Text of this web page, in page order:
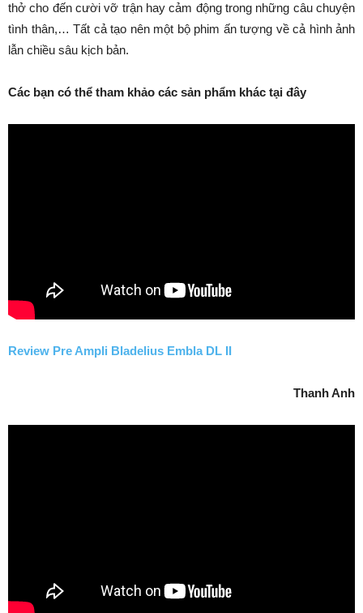
thở cho đến cười vỡ trận hay cảm động trong những câu chuyện
tình thân,… Tất cả tạo nên một bộ phim ấn tượng về cả hình ảnh
lẫn chiều sâu kịch bản.
Các bạn có thể tham khảo các sản phẩm khác tại đây
Review Pre Ampli Bladelius Embla DL II
Thanh Anh